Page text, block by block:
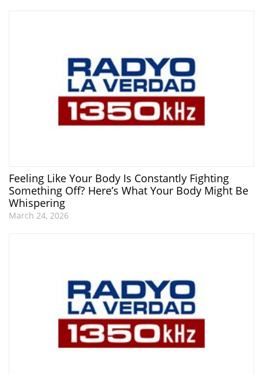
Feeling Like Your Body Is Constantly Fighting
Something Off? Here’s What Your Body Might Be
Whispering
March 24, 2026